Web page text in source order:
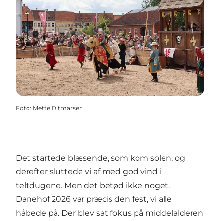
Foto: Mette Ditmarsen
Det startede blæsende, som kom solen, og
derefter sluttede vi af med god vind i
teltdugene. Men det betød ikke noget.
Danehof 2026 var præcis den fest, vi alle
håbede på. Der blev sat fokus på middelalderen